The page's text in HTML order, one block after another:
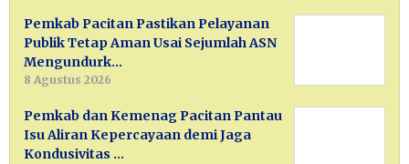
Pemkab Pacitan Pastikan Pelayanan
Publik Tetap Aman Usai Sejumlah ASN
Mengundurk…
8 Agustus 2026
Pemkab dan Kemenag Pacitan Pantau
Isu Aliran Kepercayaan demi Jaga
Kondusivitas …